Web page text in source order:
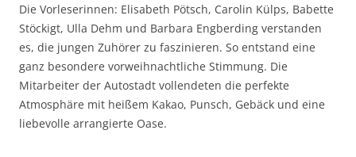
Die Vorleserinnen: Elisabeth Pötsch, Carolin Külps, Babette
Stöckigt, Ulla Dehm und Barbara Engberding verstanden
es, die jungen Zuhörer zu faszinieren. So entstand eine
ganz besondere vorweihnachtliche Stimmung. Die
Mitarbeiter der Autostadt vollendeten die perfekte
Atmosphäre mit heißem Kakao, Punsch, Gebäck und eine
liebevolle arrangierte Oase.